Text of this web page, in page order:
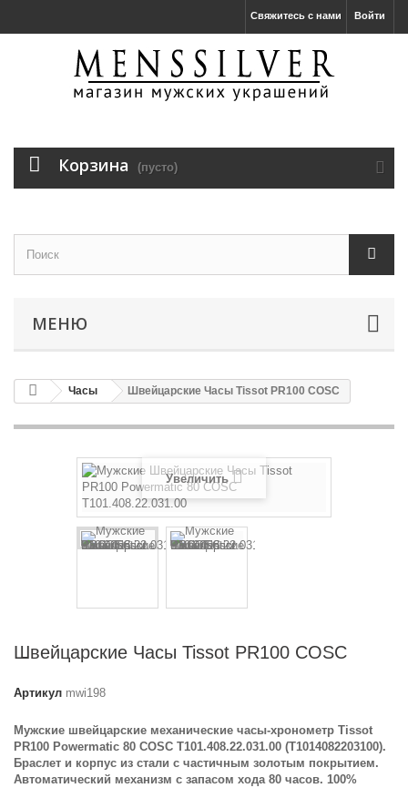
Войти
Свяжитесь с нами
Корзина (пусто)
МЕНЮ
Часы Швейцарские Часы Tissot PR100 COSC
Увеличить
Швейцарские Часы Tissot PR100 COSC
Артикул mwi198
Мужские швейцарские механические часы-хронометр Tissot
PR100 Powermatic 80 COSC T101.408.22.031.00 (T1014082203100).
Браслет и корпус из стали с частичным золотым покрытием.
Автоматический механизм с запасом хода 80 часов. 100%